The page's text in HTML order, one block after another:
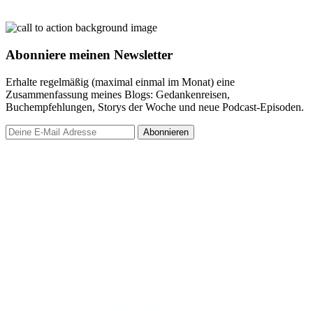
Abonniere meinen Newsletter
Erhalte regelmäßig (maximal einmal im Monat) eine
Zusammenfassung meines Blogs: Gedankenreisen,
Buchempfehlungen, Storys der Woche und neue Podcast-Episoden.
Abonnieren